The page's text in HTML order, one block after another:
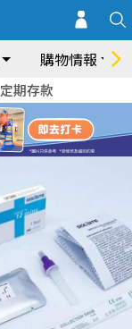
購物情報
定期存款